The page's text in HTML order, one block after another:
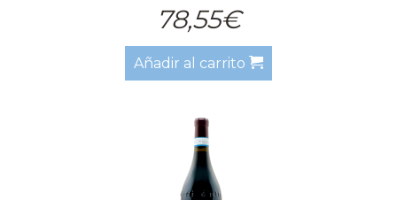
78,55€
Añadir al carrito